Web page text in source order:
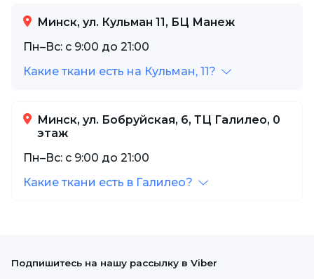
Минск, ул. Кульман 11, БЦ Манеж
Пн–Вс: с 9:00 до 21:00
Какие ткани есть на Кульман, 11?
Минск, ул. Бобруйская, 6, ТЦ Галилео, 0
этаж
Пн–Вс: с 9:00 до 21:00
Какие ткани есть в Галилео?
Подпишитесь на нашу рассылку в Viber